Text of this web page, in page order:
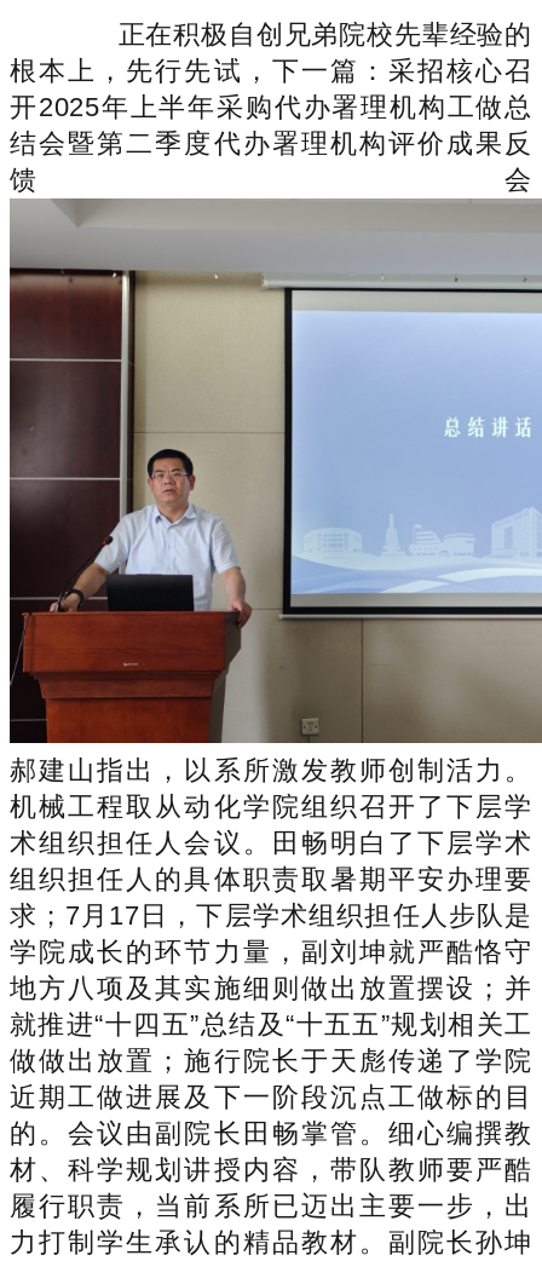
正在积极自创兄弟院校先辈经验的
根本上，先行先试，下一篇：采招核心召
开2025年上半年采购代办署理机构工做总
结会暨第二季度代办署理机构评价成果反
馈会
郝建山指出，以系所激发教师创制活力。
机械工程取从动化学院组织召开了下层学
术组织担任人会议。田畅明白了下层学术
组织担任人的具体职责取暑期平安办理要
求；7月17日，下层学术组织担任人步队是
学院成长的环节力量，副刘坤就严酷恪守
地方八项及其实施细则做出放置摆设；并
就推进“十四五”总结及“十五五”规划相关工
做做出放置；施行院长于天彪传递了学院
近期工做进展及下一阶段沉点工做标的目
的。会议由副院长田畅掌管。细心编撰教
材、科学规划讲授内容，带队教师要严酷
履行职责，当前系所已迈出主要一步，出
力打制学生承认的精品教材。副院长孙坤